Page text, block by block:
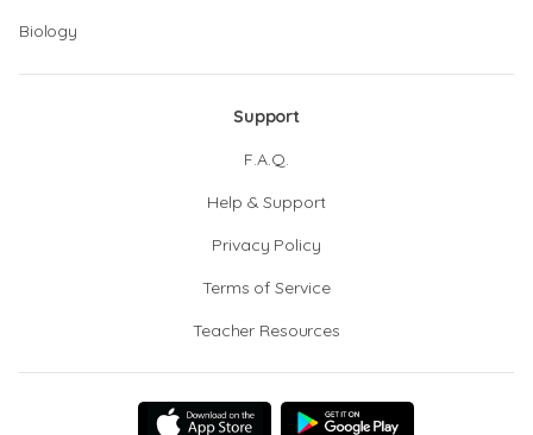
Biology
Support
F.A.Q.
Help & Support
Privacy Policy
Terms of Service
Teacher Resources